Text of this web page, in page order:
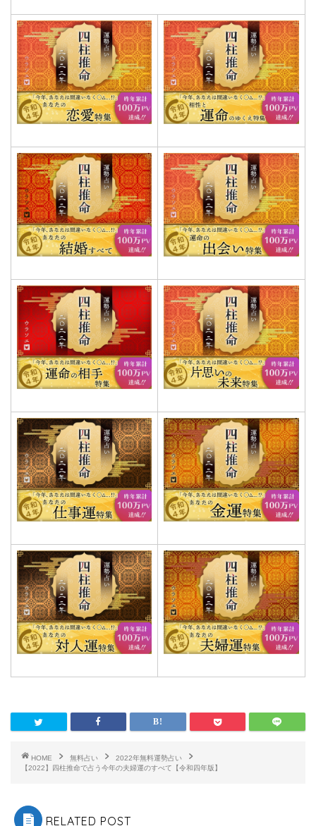
HOME 無料占い
2022年無料運勢占い
【2022】四柱推命で占う今年の夫婦運のすべて【令和四年版】
RELATED POST